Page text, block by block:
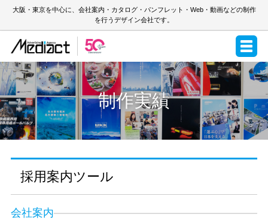
大阪・東京を中心に、会社案内・カタログ・パンフレット・Web・動画などの制作
を行うデザイン会社です。
制作実績
採用案内ツール
会社案内